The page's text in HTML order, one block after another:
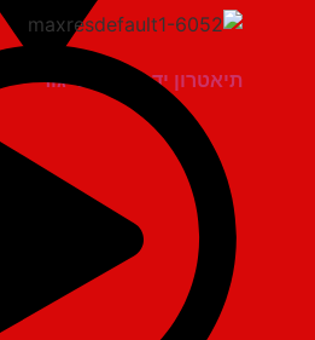
תיאטרון יד למגינים יגור